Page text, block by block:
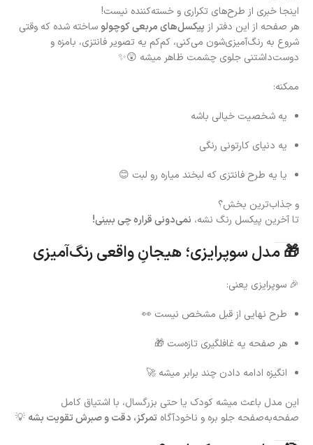
اینجا خبری از طرح‌های تکراری و خسته‌کننده نیست!
هر صفحه از این دفتر از پیکسل‌های مربعی کوچولو ساخته شده که وقتی
شروع به رنگ‌آمیزی‌شون می‌کنی، کم‌کم یه تصویر فانتزی، بامزه و
دوست‌داشتنی جلوی چشمت ظاهر میشه 😲✨
ممکنه:
یه شخصیت خیالی باشه
یه دنیای کارتونی رنگی
یا یه طرح فانتزی که لبخند میاره رو لبت 😊
و جذاب‌ترین بخش؟
تا آخرین پیکسل رنگ نشه، نمی‌دونی قراره چی ببینی!
🎁 مدل سوپرایزی؛ هیجانِ واقعی رنگ‌آمیزی
🎉 سوپرایزی یعنی:
طرح نهایی از قبل مشخص نیست 👀
هر صفحه یه غافلگیری تازه‌ست 🎁
انگیزه ادامه دادن چند برابر میشه 🚀
این مدل باعث میشه کودک یا حتی بزرگسال، با اشتیاق کامل
صفحه‌به‌صفحه جلو بره و ناخودآگاه تمرکز، دقت و صبرش تقویت بشه 💡